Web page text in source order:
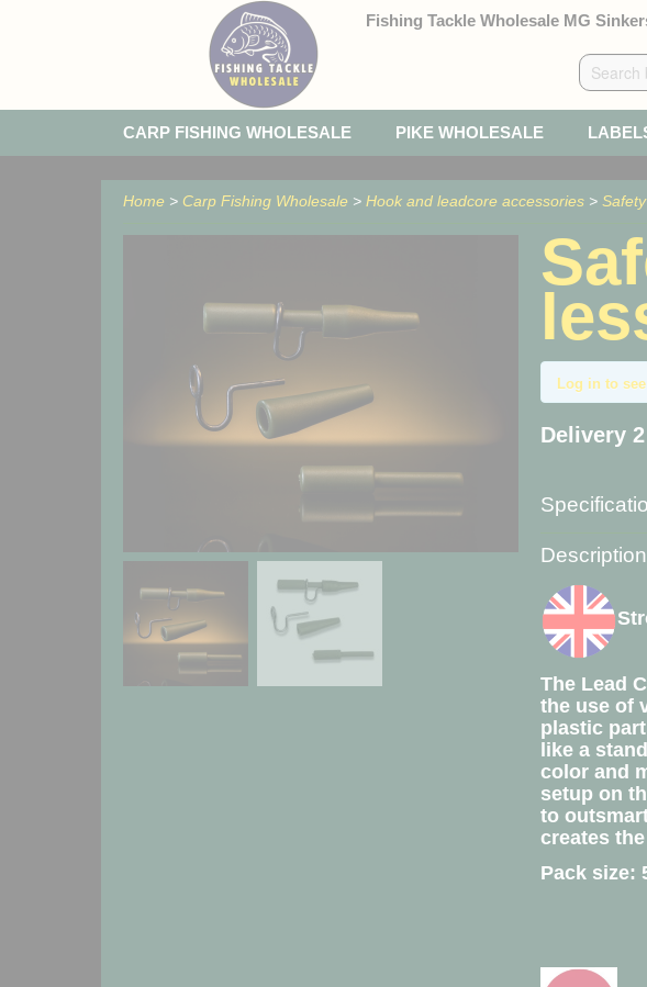
Fishing Tackle Wholesale MG
CARP FISHING WHOLESALE PIKE WHOLESALE
Home > Carp Fishing Wholesale > Hook and leadcore accessories >
Log in to
Delivery
Product code
Net weight
Gross weight
Description
The Lead
the use of
plastic
like a
color and
setup on
to
creates
Pack size: